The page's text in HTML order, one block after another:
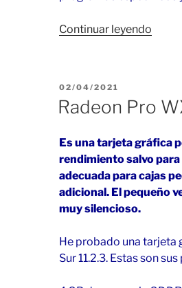
Continuar leyendo
12.3»
PUBLICADO
EL
02/04/2021
Radeon Pro
Es una tarjeta gráfica
rendimiento salvo
adecuada para cajas
adicional. El pequeño
muy silencioso.
He probado una tarjeta
Sur 11.2.3. Estas son